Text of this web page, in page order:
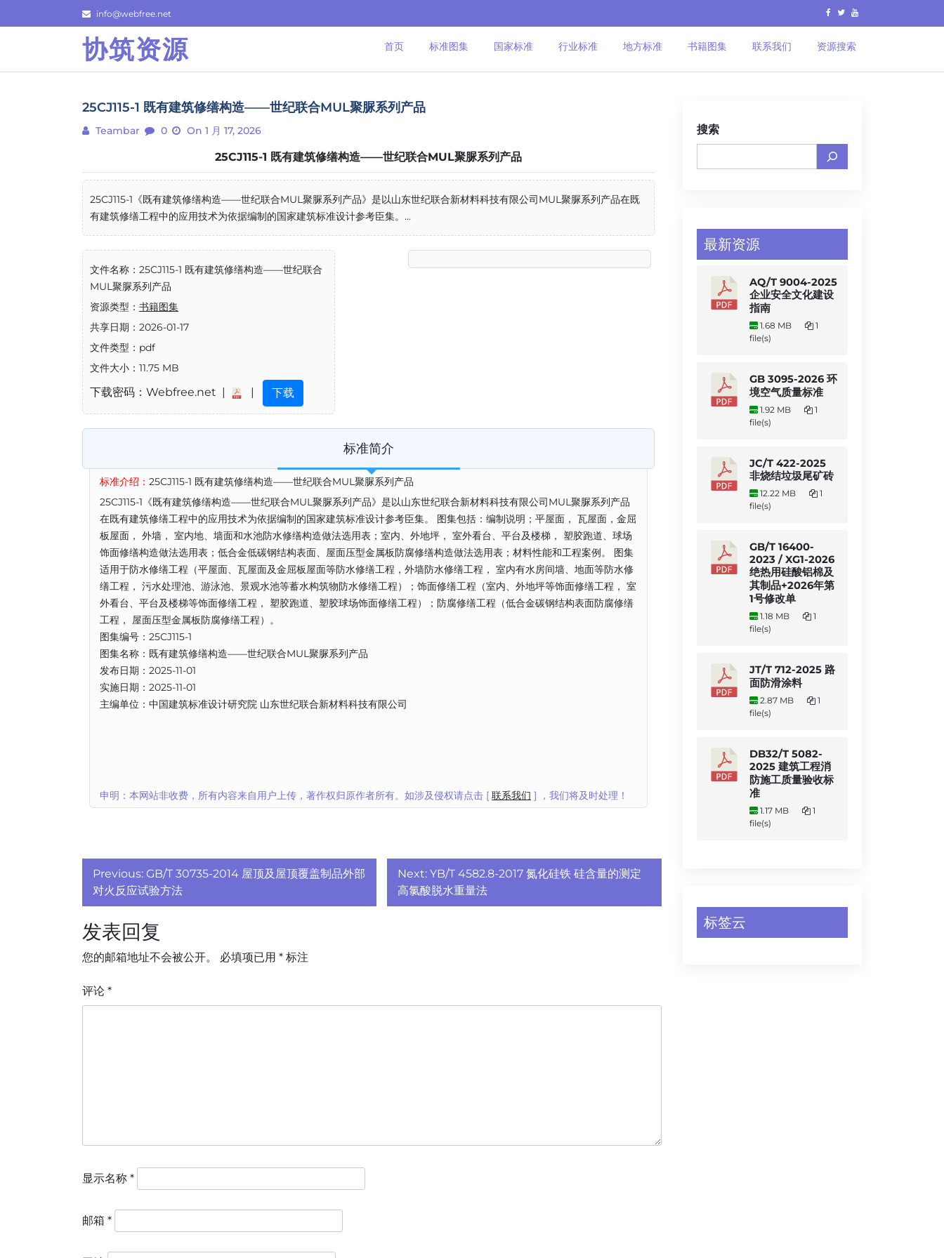
to
info@webfree.net
协筑资源 首页 标准图集 国家标准 行业标准 地方标准 书籍图集 联系我们 资源搜索
25CJ115-1 既有建筑修缮构造——世纪联合MUL聚脲系列产品
Teambar 0 On 1 月 17, 2026
25CJ115-1 既有建筑修缮构造——世纪联合MUL聚脲系列产品
25CJ115-1《既有建筑修缮构造——世纪联合MUL聚脲系列产品》是以山东世纪联合新材料科技有限公司MUL聚脲系列产品在既
有建筑修缮工程中的应用技术为依据编制的国家建筑标准设计参考臣集。...
文件名称：25CJ115-1 既有建筑修缮构造——世纪联合
MUL聚脲系列产品
资源类型： 书籍图集
共享日期：2026-01-17
文件类型：pdf
文件大小：11.75 MB
下载密码：Webfree.net | | 下载
标准简介
标准介绍： 25CJ115-1 既有建筑修缮构造——世纪联合MUL聚脲系列产品
25CJ115-1《既有建筑修缮构造——世纪联合MUL聚脲系列产品》是以山东世纪联合新材料科技有限公司MUL聚脲系列产品
在既有建筑修缮工程中的应用技术为依据编制的国家建筑标准设计参考臣集。 图集包括：编制说明；平屋面， 瓦屋面，金屈
板屋面， 外墙， 室内地、墙面和水池防水修缮构造做法选用表；室内、外地坪， 室外看台、平台及楼梯， 塑胶跑道、球场
饰面修缮构造做法选用表；低合金低碳钢结构表面、屋面压型金属板防腐修缮构造做法选用表；材料性能和工程案例。 图集
适用于防水修缮工程（平屋面、瓦屋面及金屈板屋面等防水修缮工程，外墙防水修缮工程， 室内有水房间墙、地面等防水修
缮工程， 污水处理池、游泳池、景观水池等蓄水构筑物防水修缮工程）；饰面修缮工程（室内、外地坪等饰面修缮工程， 室
外看台、平台及楼梯等饰面修缮工程， 塑胶跑道、塑胶球场饰面修缮工程）；防腐修缮工程（低合金碳钢结构表面防腐修缮
工程， 屋面压型金属板防腐修缮工程）。
图集编号：25CJ115-1
图集名称：既有建筑修缮构造——世纪联合MUL聚脲系列产品
发布日期：2025-11-01
实施日期：2025-11-01
主编单位：中国建筑标准设计研究院 山东世纪联合新材料科技有限公司
申明：本网站非收费，所有内容来自用户上传，著作权归原作者所有。如涉及侵权请点击 [ 联系我们 ] ，我们将及时处理！
文
章
导
航
Previous: GB/T 30735-2014 屋顶及屋顶覆盖制品外部
对火反应试验方法
Next: YB/T 4582.8-2017 氮化硅铁 硅含量的测定
高氯酸脱水重量法
发表回复
您的邮箱地址不会被公开。 必填项已用 * 标注
评论 *
显示名称 *
邮箱 *
搜索
最新资源
AQ/T 9004-2025
企业安全文化建设
指南
1.68 MB
1
file(s)
GB 3095-2026 环
境空气质量标准
1.92 MB
1
file(s)
JC/T 422-2025
非烧结垃圾尾矿砖
12.22 MB
1
file(s)
GB/T 16400-
2023 / XG1-2026
绝热用硅酸铝棉及
其制品+2026年第
1号修改单
1.18 MB
1
file(s)
JT/T 712-2025 路
面防滑涂料
2.87 MB
1
file(s)
DB32/T 5082-
2025 建筑工程消
防施工质量验收标
准
1.17 MB
1
file(s)
标签云